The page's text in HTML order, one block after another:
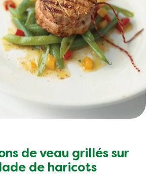
de veau grillés sur
de haricots